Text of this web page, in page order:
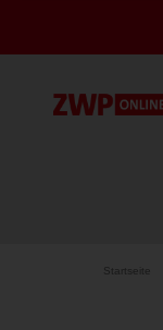
Startseite